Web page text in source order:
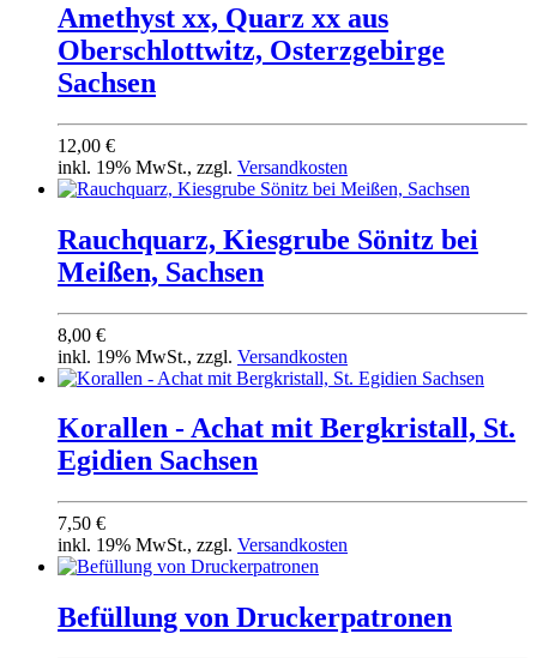
Amethyst xx, Quarz xx aus
Oberschlottwitz, Osterzgebirge
Sachsen
12,00 €
inkl. 19% MwSt., zzgl. Versandkosten
Rauchquarz, Kiesgrube Sönitz bei
Meißen, Sachsen
8,00 €
inkl. 19% MwSt., zzgl. Versandkosten
Korallen - Achat mit Bergkristall, St.
Egidien Sachsen
7,50 €
inkl. 19% MwSt., zzgl. Versandkosten
Befüllung von Druckerpatronen